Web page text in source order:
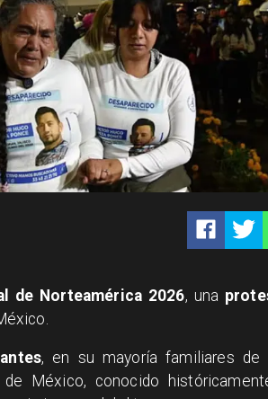
de Norteamérica 2026, una
, en su mayoría familiares de
México, conocido